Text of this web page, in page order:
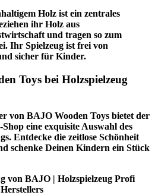
Holz ist ein zentrales
ihr Holz aus
und tragen so zum
Ihr Spielzeug ist frei von
sicher für Kinder.
Toys bei Holzspielzeug
von BAJO Wooden Toys bietet der
eine exquisite Auswahl des
Entdecke die zeitlose Schönheit
schenke Deinen Kindern ein Stück
von BAJO | Holzspielzeug Profi